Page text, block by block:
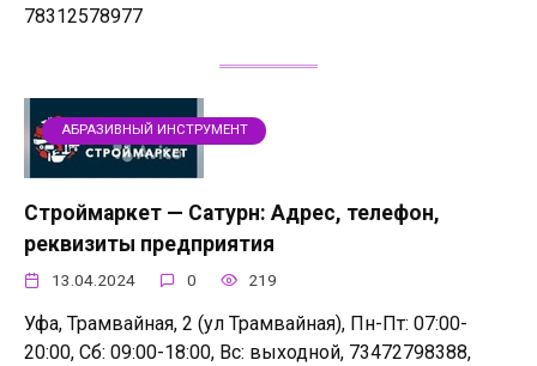
78312578977
АБРАЗИВНЫЙ ИНСТРУМЕНТ
Строймаркет — Сатурн: Адрес, телефон,
реквизиты предприятия
13.04.2024 0 219
Уфа, Трамвайная, 2 (ул Трамвайная), Пн-Пт: 07:00-
20:00, Сб: 09:00-18:00, Вс: выходной, 73472798388,